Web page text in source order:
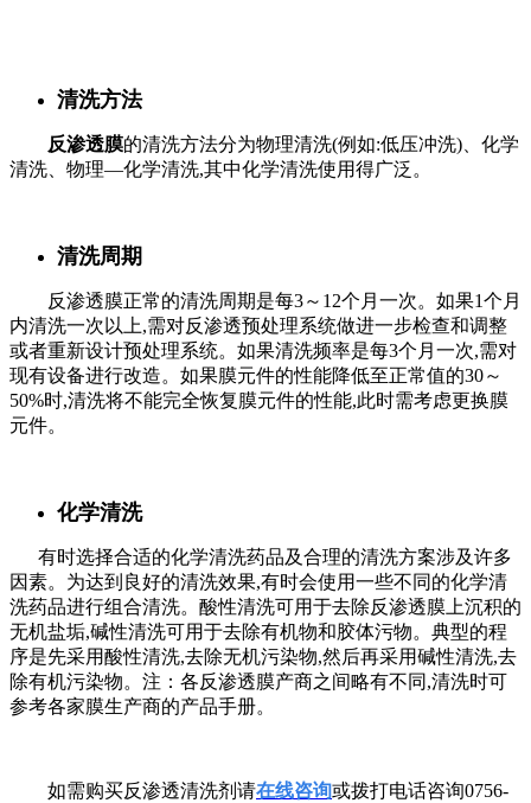
清洗方法
反渗透膜的清洗方法分为物理清洗(例如:低压冲洗)、化学
清洗、物理—化学清洗,其中化学清洗使用得广泛。
清洗周期
反渗透膜正常的清洗周期是每3～12个月一次。如果1个月
内清洗一次以上,需对反渗透预处理系统做进一步检查和调整
或者重新设计预处理系统。如果清洗频率是每3个月一次,需对
现有设备进行改造。如果膜元件的性能降低至正常值的30～
50%时,清洗将不能完全恢复膜元件的性能,此时需考虑更换膜
元件。
化学清洗
有时选择合适的化学清洗药品及合理的清洗方案涉及许多
因素。为达到良好的清洗效果,有时会使用一些不同的化学清
洗药品进行组合清洗。酸性清洗可用于去除反渗透膜上沉积的
无机盐垢,碱性清洗可用于去除有机物和胶体污物。典型的程
序是先采用酸性清洗,去除无机污染物,然后再采用碱性清洗,去
除有机污染物。注：各反渗透膜产商之间略有不同,清洗时可
参考各家膜生产商的产品手册。
如需购买反渗透清洗剂请在线咨询或拨打电话咨询0756-